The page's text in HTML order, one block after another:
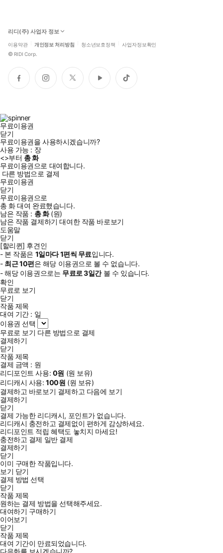
리디(주) 사업자 정보
이용약관 개인정보 처리방침 청소년보호정책 사업자정보확인
© RIDI Corp.
페
이
인
스
트
위
유
튜
틱
톡
무료이용권
닫기
무료이용권을 사용하시겠습니까?
사용 가능 : 장
<>부터 총화
무료이용권으로 대여합니다.
다른 방법으로 결제
무료이용권
닫기
무료이용권으로
총 화대여 완료했습니다.
남은 작품 : 총화(원)
남은 작품 결제하기 대여한 작품 바로보기
도움말
닫기
[할리퀸] 후견인
- 본 작품은 1일마다1편씩 무료입니다.
- 최근10편은 해당 이용권으로 볼 수 없습니다.
- 해당 이용권으로는 무료로3일간볼 수 있습니다.
확인
무료로 보기
닫기
작품 제목
대여 기간 : 일
이용권 선택
무료로 보기 다른 방법으로 결제
결제하기
닫기
작품 제목
결제 금액 : 원
리디포인트 사용: 0원 (원 보유)
리디캐시 사용:100원 (원 보유)
결제하고 바로보기 결제하고 다음에 보기
결제하기
닫기
결제 가능한 리디캐시, 포인트가 없습니다.
리디캐시 충전하고 결제없이 편하게 감상하세요.
리디포인트 적립 혜택도 놓치지 마세요!
충전하고 결제 일반 결제
결제하기
닫기
이미 구매한 작품입니다.
보기 닫기
결제 방법 선택
닫기
작품 제목
원하는 결제 방법을 선택해주세요.
대여하기 구매하기
이어보기
닫기
작품 제목
대여 기간이 만료되었습니다.
다음화를 보시겠습니까?